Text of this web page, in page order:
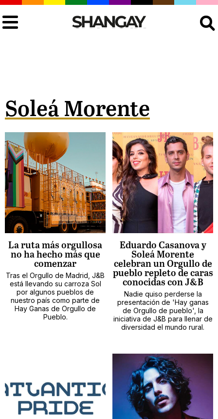
Soleá Morente
La ruta más orgullosa
no ha hecho más que
comenzar
Tras el Orgullo de Madrid, J&B
está llevando su carroza Sol
por algunos pueblos de
nuestro país como parte de
Hay Ganas de Orgullo de
Pueblo.
Eduardo Casanova y
Soleá Morente
celebran un Orgullo de
pueblo repleto de caras
conocidas con J&B
Nadie quiso perderse la
presentación de 'Hay ganas
de Orgullo de pueblo', la
iniciativa de J&B para llenar de
diversidad el mundo rural.